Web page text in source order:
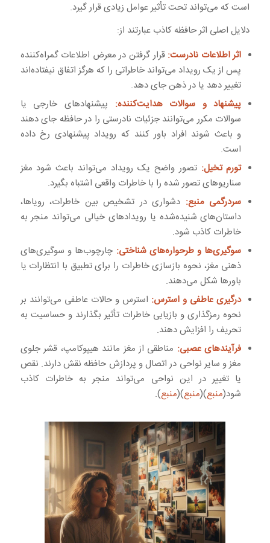
است که می‌تواند تحت تأثیر عوامل زیادی قرار گیرد.
دلایل اصلی اثر حافظه کاذب عبارتند از:
اثر اطلاعات نادرست: قرار گرفتن در معرض اطلاعات گمراه‌کننده
پس از یک رویداد می‌تواند خاطراتی را که هرگز اتفاق نیفتاده‌اند
تغییر دهد یا در ذهن جای دهد.
پیشنهاد و سوالات هدایت‌کننده: پیشنهادهای خارجی یا
سوالات مکرر می‌توانند جزئیات نادرستی را در حافظه جای دهند
و باعث شوند افراد باور کنند که رویداد پیشنهادی رخ داده
است.
تورم تخیل: تصور واضح یک رویداد می‌تواند باعث شود مغز
سناریوهای تصور شده را با خاطرات واقعی اشتباه بگیرد.
سردرگمی منبع: دشواری در تشخیص بین خاطرات، رویاها،
داستان‌های شنیده‌شده یا رویدادهای خیالی می‌تواند منجر به
خاطرات کاذب شود.
سوگیری‌ها و طرحواره‌های شناختی: چارچوب‌ها و سوگیری‌های
ذهنی مغز، نحوه بازسازی خاطرات را برای تطبیق با انتظارات یا
باورها شکل می‌دهند.
درگیری عاطفی و استرس: استرس و حالات عاطفی می‌توانند بر
نحوه رمزگذاری و بازیابی خاطرات تأثیر بگذارند و حساسیت به
تحریف را افزایش دهند.
فرآیندهای عصبی: مناطقی از مغز مانند هیپوکامپ، قشر جلوی
مغز و سایر نواحی در اتصال و پردازش حافظه نقش دارند. نقص
یا تغییر در این نواحی می‌تواند منجر به خاطرات کاذب
شود(منبع)(منبع)(منبع).